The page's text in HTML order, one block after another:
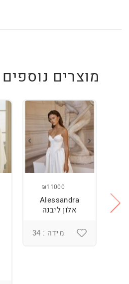
מוצרים
₪11000
Alessandra
אלון ליבנה
מידה : 34